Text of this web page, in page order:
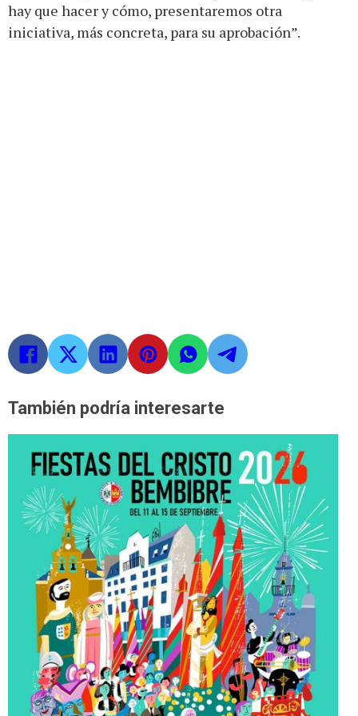
hay que hacer y cómo, presentaremos otra
iniciativa, más concreta, para su aprobación”.
También podría interesarte